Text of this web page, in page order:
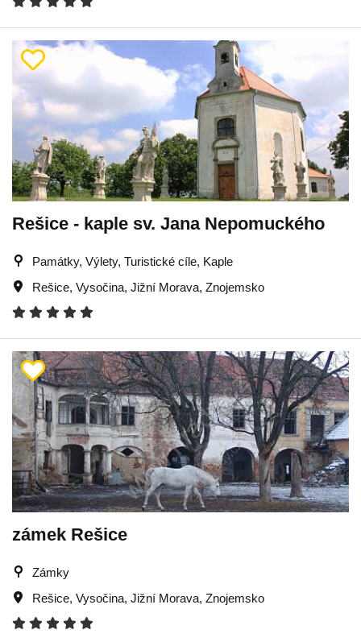
Rešice - kaple sv. Jana Nepomuckého
Památky, Výlety, Turistické cíle, Kaple
Rešice, Vysočina, Jižní Morava, Znojemsko
zámek Rešice
Zámky
Rešice, Vysočina, Jižní Morava, Znojemsko